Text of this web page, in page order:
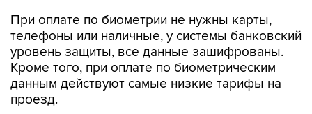
При оплате по биометрии не нужны карты,
телефоны или наличные, у системы банковский
уровень защиты, все данные зашифрованы.
Кроме того, при оплате по биометрическим
данным действуют самые низкие тарифы на
проезд.